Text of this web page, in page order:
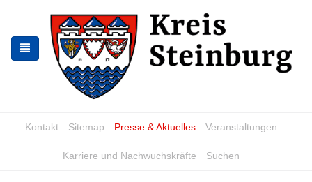
springen
springen
Kontakt Sitemap Presse & Aktuelles Veranstaltungen
Karriere und Nachwuchskräfte Suchen